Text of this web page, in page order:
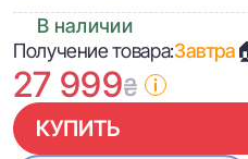
В наличии
Получение товара:Завтра
27 999₴
КУПИТЬ